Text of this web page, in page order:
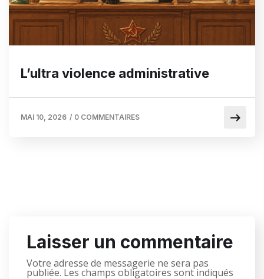
L’ultra violence administrative
MAI 10, 2026 / 0 COMMENTAIRES
Laisser un commentaire
Votre adresse de messagerie ne sera pas
publiée. Les champs obligatoires sont indiqués